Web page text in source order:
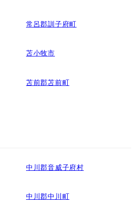
常呂郡訓子府町
苫小牧市
苫前郡苫前町
中川郡音威子府村
中川郡中川町